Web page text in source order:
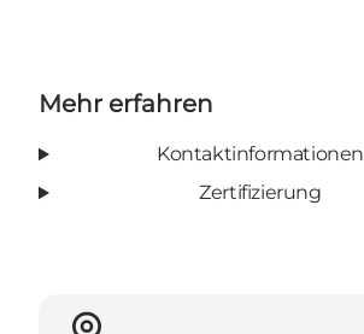
Mehr erfahren
Kontaktinformationen
Zertifizierung